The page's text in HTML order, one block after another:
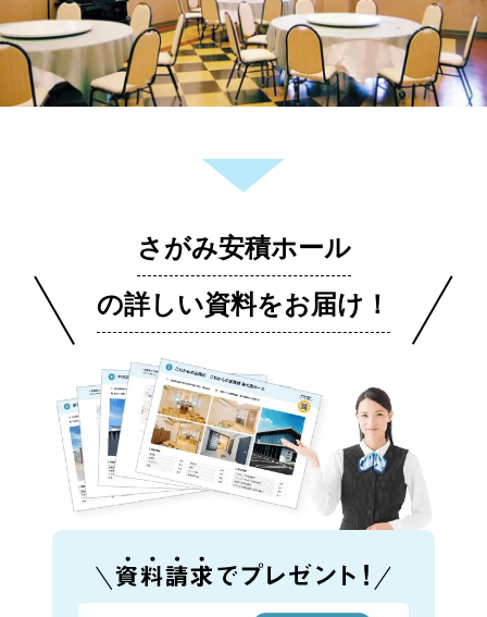
さがみ安積ホール
の詳しい資料をお届け！